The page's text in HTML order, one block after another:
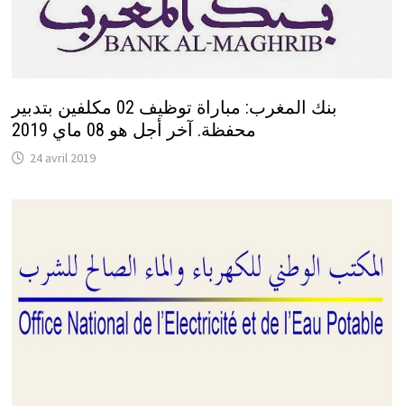
بنك المغرب: مباراة توظيف 02 مكلفين بتدبير
محفظة. آخر أجل هو 08 ماي 2019
24 avril 2019